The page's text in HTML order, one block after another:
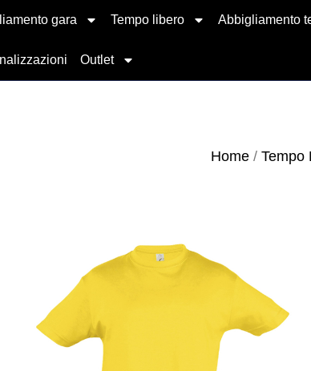
gara Tempo libero Abbigliamento
Outlet
Home / Tempo